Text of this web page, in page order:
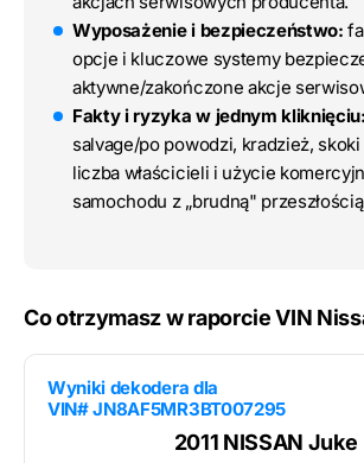
Wyposażenie i bezpieczeństwo:
opcje i kluczowe systemy
aktywne/zakończone akcje
Fakty i ryzyka w jednym kliknięciu:
salvage/po powodzi, kradzież,
liczba właścicieli i użycie
samochodu z „brudną"
Co otrzymasz w raporcie VIN
Wyniki dekodera dla
VIN# JN8AF5MR3BT007295
2011 NISSAN Juke